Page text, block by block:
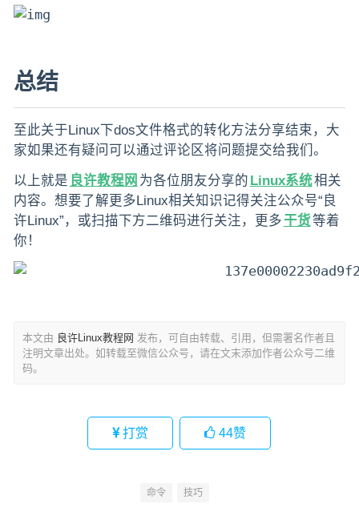
总结
至此关于Linux下dos文件格式的转化方法分享结束，大
家如果还有疑问可以通过评论区将问题提交给我们。
以上就是 良许教程网 为各位朋友分享的 Linux系统相关
内容。想要了解更多Linux相关知识记得关注公众号“良
许Linux”，或扫描下方二维码进行关注，更多 干货等着
你！
本文由 良许Linux教程网 发布，可自由转载、引用，但需署名作者且
注明文章出处。如转载至微信公众号，请在文末添加作者公众号二维
码。
打赏 44赞
命令 技巧